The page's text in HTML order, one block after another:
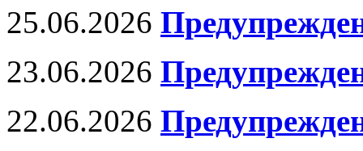
25.06.2026
23.06.2026
22.06.2026